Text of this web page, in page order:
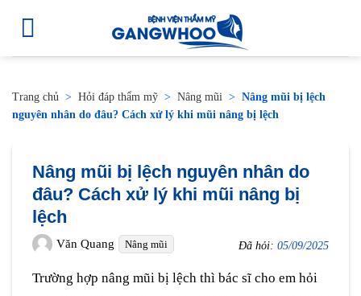
Trang chủ > Hỏi đáp thẩm mỹ > Nâng mũi > Nâng mũi bị lệch
nguyên nhân do đâu? Cách xử lý khi mũi nâng bị lệch
Nâng mũi bị lệch nguyên nhân do
đâu? Cách xử lý khi mũi nâng bị
lệch
Văn Quang Nâng mũi Đã hỏi: 05/09/2025
Trường hợp nâng mũi bị lệch thì bác sĩ cho em hỏi